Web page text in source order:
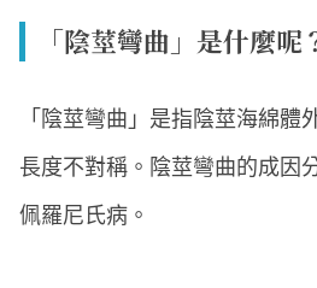
「陰莖彎曲」是什麼呢
「陰莖彎曲」是指陰莖海綿體
長度不對稱。陰莖彎曲的成因
佩羅尼氏病。